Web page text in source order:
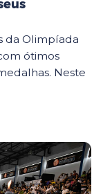
da Olimpíada
ótimos
Neste